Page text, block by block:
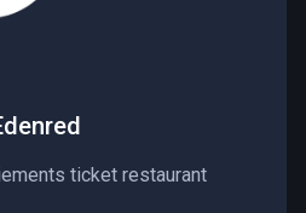
ticket restaurant